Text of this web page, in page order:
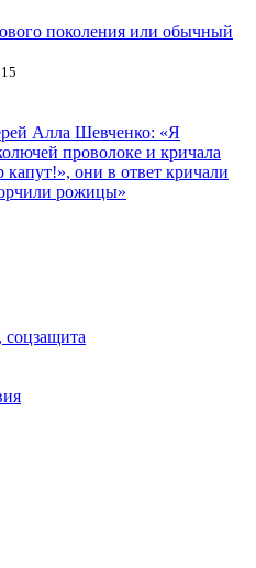
поколения или обычный
Алла Шевченко: «Я
проволоке и кричала
они в ответ кричали
рожицы»